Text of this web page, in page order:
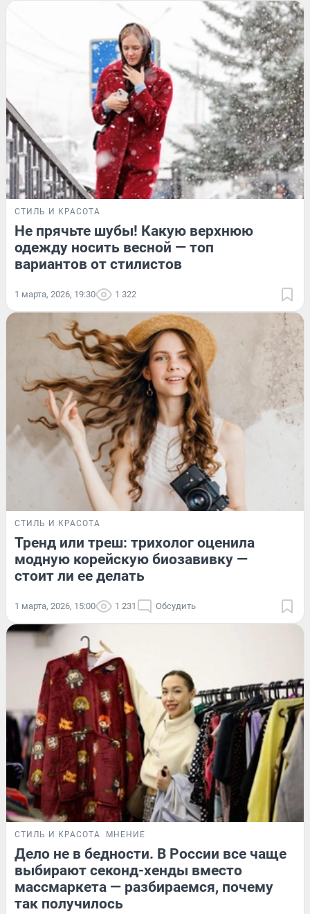
СТИЛЬ И КРАСОТА
Не прячьте шубы! Какую верхнюю
одежду носить весной — топ
вариантов от стилистов
1 марта, 2026, 19:30 1 322
СТИЛЬ И КРАСОТА
Тренд или треш: трихолог оценила
модную корейскую биозавивку —
стоит ли ее делать
1 марта, 2026, 15:00 1 231 Обсудить
СТИЛЬ И КРАСОТА МНЕНИЕ
Дело не в бедности. В России все чаще
выбирают секонд-хенды вместо
массмаркета — разбираемся, почему
так получилось